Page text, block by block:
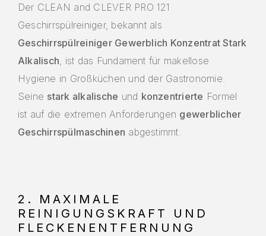
Der CLEAN and CLEVER PRO 121
Geschirrspülreiniger, bekannt als
Geschirrspülreiniger Gewerblich Konzentrat Stark
Alkalisch, ist das Fundament für makellose
Hygiene in Großküchen und der Gastronomie.
Seine stark alkalische und konzentrierte Formel
ist auf die extremen Anforderungen gewerblicher
Geschirrspülmaschinen abgestimmt.
2. MAXIMALE
REINIGUNGSKRAFT UND
FLECKENENTFERNUNG